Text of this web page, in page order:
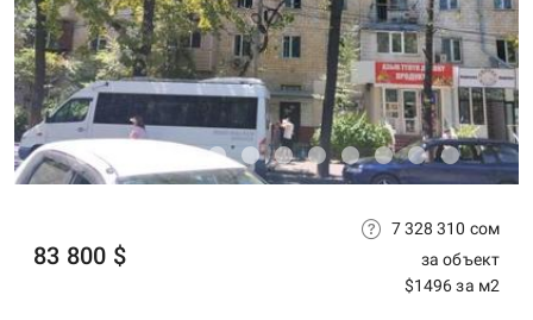
83 800 $
7 328 310 сом
за объект
$1496 за м2